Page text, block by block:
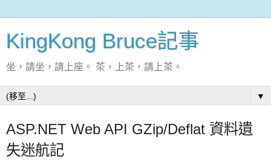
KingKong Bruce記事
坐，請坐，請上座。 茶，上茶，請上茶。
▼
ASP.NET Web API GZip/Deflat 資料遺
失迷航記